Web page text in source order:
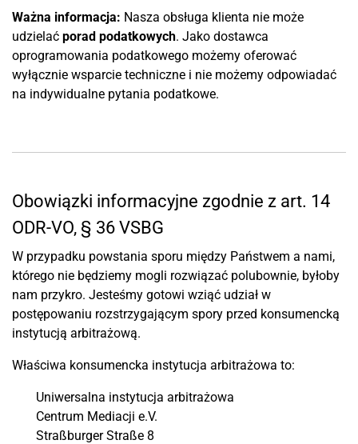
Ważna informacja: Nasza obsługa klienta nie może
udzielać porad podatkowych. Jako dostawca
oprogramowania podatkowego możemy oferować
wyłącznie wsparcie techniczne i nie możemy odpowiadać
na indywidualne pytania podatkowe.
Obowiązki informacyjne zgodnie z art. 14
ODR-VO, § 36 VSBG
W przypadku powstania sporu między Państwem a nami,
którego nie będziemy mogli rozwiązać polubownie, byłoby
nam przykro. Jesteśmy gotowi wziąć udział w
postępowaniu rozstrzygającym spory przed konsumencką
instytucją arbitrażową.
Właściwa konsumencka instytucja arbitrażowa to:
Uniwersalna instytucja arbitrażowa
Centrum Mediacji e.V.
Straßburger Straße 8